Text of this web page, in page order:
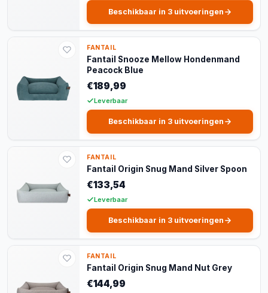
Beschikbaar in 3 uitvoeringen
FANTAIL
Fantail Snooze Mellow Hondenmand
Peacock Blue
€189,99
Leverbaar
Beschikbaar in 3 uitvoeringen
FANTAIL
Fantail Origin Snug Mand Silver Spoon
€133,54
Leverbaar
Beschikbaar in 3 uitvoeringen
FANTAIL
Fantail Origin Snug Mand Nut Grey
€144,99